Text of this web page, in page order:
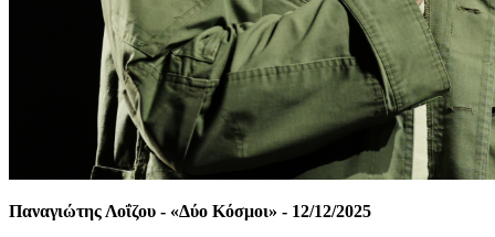
Παναγιώτης Λοΐζου - «Δύο Κόσμοι» - 12/12/2025